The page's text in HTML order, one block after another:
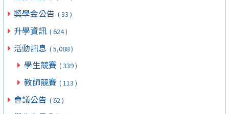
獎學金公告 ( 33 )
升學資訊 ( 624 )
活動訊息 ( 5,088 )
學生競賽 ( 339 )
教師競賽 ( 113 )
會議公告 ( 62 )